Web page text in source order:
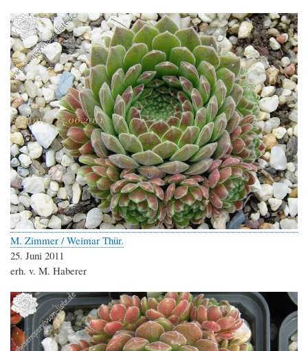
M. Zimmer / Weimar Thür.
25. Juni 2011
erh. v. M. Haberer